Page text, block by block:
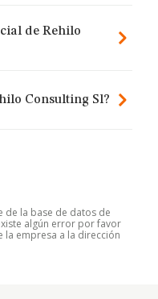
de Rehilo
Consulting Sl?
de la base de datos de
algún error por favor
empresa a la dirección